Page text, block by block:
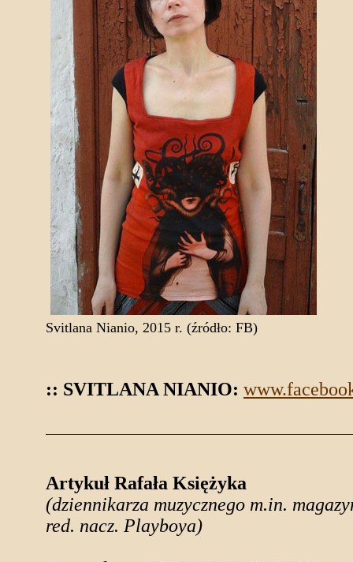
Svitlana Nianio, 2015 r. (źródło: FB)
:: SVITLANA NIANIO:
Artykuł Rafała Księżyka
(dziennikarza muzycznego m.in.
red. nacz. Playboya)